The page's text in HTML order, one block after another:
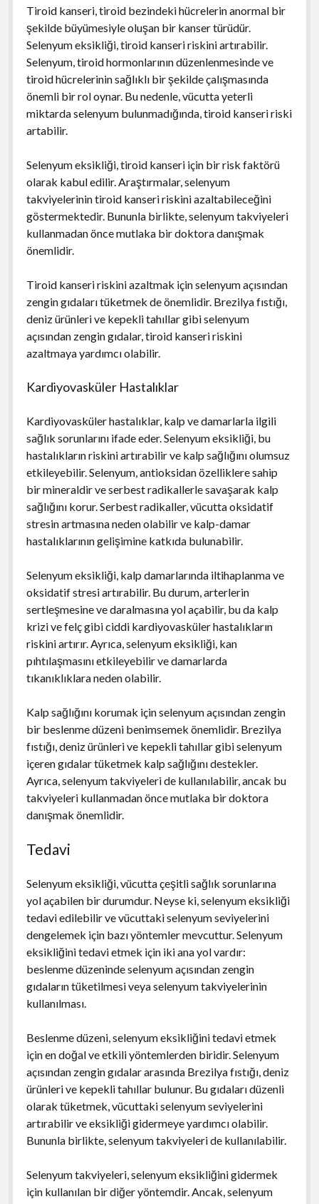
Tiroid kanseri, tiroid bezindeki hücrelerin anormal bir
şekilde büyümesiyle oluşan bir kanser türüdür.
Selenyum eksikliği, tiroid kanseri riskini artırabilir.
Selenyum, tiroid hormonlarının düzenlenmesinde ve
tiroid hücrelerinin sağlıklı bir şekilde çalışmasında
önemli bir rol oynar. Bu nedenle, vücutta yeterli
miktarda selenyum bulunmadığında, tiroid kanseri riski
artabilir.
Selenyum eksikliği, tiroid kanseri için bir risk faktörü
olarak kabul edilir. Araştırmalar, selenyum
takviyelerinin tiroid kanseri riskini azaltabileceğini
göstermektedir. Bununla birlikte, selenyum takviyeleri
kullanmadan önce mutlaka bir doktora danışmak
önemlidir.
Tiroid kanseri riskini azaltmak için selenyum açısından
zengin gıdaları tüketmek de önemlidir. Brezilya fıstığı,
deniz ürünleri ve kepekli tahıllar gibi selenyum
açısından zengin gıdalar, tiroid kanseri riskini
azaltmaya yardımcı olabilir.
Kardiyovasküler Hastalıklar
Kardiyovasküler hastalıklar, kalp ve damarlarla ilgili
sağlık sorunlarını ifade eder. Selenyum eksikliği, bu
hastalıkların riskini artırabilir ve kalp sağlığını olumsuz
etkileyebilir. Selenyum, antioksidan özelliklere sahip
bir mineraldir ve serbest radikallerle savaşarak kalp
sağlığını korur. Serbest radikaller, vücutta oksidatif
stresin artmasına neden olabilir ve kalp-damar
hastalıklarının gelişimine katkıda bulunabilir.
Selenyum eksikliği, kalp damarlarında iltihaplanma ve
oksidatif stresi artırabilir. Bu durum, arterlerin
sertleşmesine ve daralmasına yol açabilir, bu da kalp
krizi ve felç gibi ciddi kardiyovasküler hastalıkların
riskini artırır. Ayrıca, selenyum eksikliği, kan
pıhtılaşmasını etkileyebilir ve damarlarda
tıkanıklıklara neden olabilir.
Kalp sağlığını korumak için selenyum açısından zengin
bir beslenme düzeni benimsemek önemlidir. Brezilya
fıstığı, deniz ürünleri ve kepekli tahıllar gibi selenyum
içeren gıdalar tüketmek kalp sağlığını destekler.
Ayrıca, selenyum takviyeleri de kullanılabilir, ancak bu
takviyeleri kullanmadan önce mutlaka bir doktora
danışmak önemlidir.
Tedavi
Selenyum eksikliği, vücutta çeşitli sağlık sorunlarına
yol açabilen bir durumdur. Neyse ki, selenyum eksikliği
tedavi edilebilir ve vücuttaki selenyum seviyelerini
dengelemek için bazı yöntemler mevcuttur. Selenyum
eksikliğini tedavi etmek için iki ana yol vardır:
beslenme düzeninde selenyum açısından zengin
gıdaların tüketilmesi veya selenyum takviyelerinin
kullanılması.
Beslenme düzeni, selenyum eksikliğini tedavi etmek
için en doğal ve etkili yöntemlerden biridir. Selenyum
açısından zengin gıdalar arasında Brezilya fıstığı, deniz
ürünleri ve kepekli tahıllar bulunur. Bu gıdaları düzenli
olarak tüketmek, vücuttaki selenyum seviyelerini
artırabilir ve eksikliği gidermeye yardımcı olabilir.
Bununla birlikte, selenyum takviyeleri de kullanılabilir.
Selenyum takviyeleri, selenyum eksikliğini gidermek
için kullanılan bir diğer yöntemdir. Ancak, selenyum